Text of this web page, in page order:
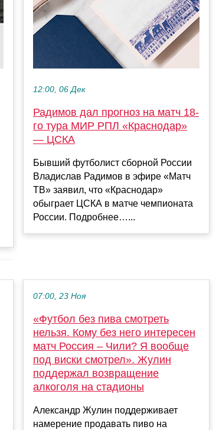
12:00, 06 Дек
Радимов дал прогноз на матч 18-
го тура МИР РПЛ «Краснодар»
— ЦСКА
Бывший футболист сборной России
Владислав Радимов в эфире «Матч
ТВ» заявил, что «Краснодар»
обыграет ЦСКА в матче чемпионата
России. Подробнее…...
07:00, 23 Ноя
«Футбол без пива смотреть
нельзя. Кому без него интересен
матч Россия – Чили? Я вообще
под виски смотрел». Жулин
поддержал возвращение
алкоголя на стадионы
Александр Жулин поддерживает
намерение продавать пиво на